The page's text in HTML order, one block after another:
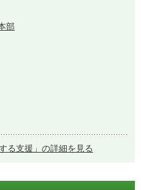
部
る支援」の詳細を見る